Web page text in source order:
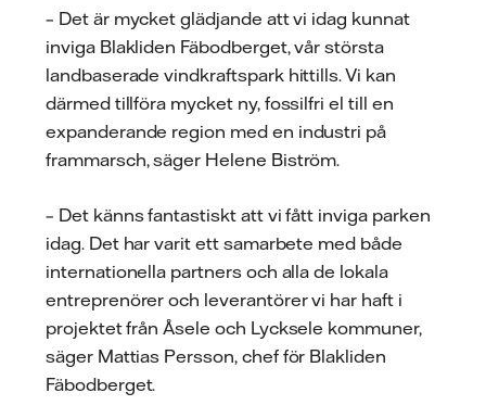
– Det är mycket glädjande att vi idag kunnat
inviga Blakliden Fäbodberget, vår största
landbaserade vindkraftspark hittills. Vi kan
därmed tillföra mycket ny, fossilfri el till en
expanderande region med en industri på
frammarsch, säger Helene Biström.
– Det känns fantastiskt att vi fått inviga parken
idag. Det har varit ett samarbete med både
internationella partners och alla de lokala
entreprenörer och leverantörer vi har haft i
projektet från Åsele och Lycksele kommuner,
säger Mattias Persson, chef för Blakliden
Fäbodberget.